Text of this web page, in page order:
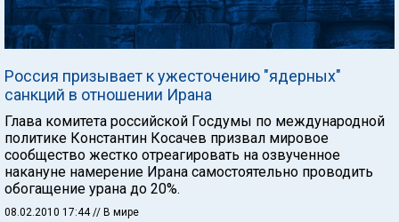
Россия призывает к ужесточению "ядерных"
санкций в отношении Ирана
Глава комитета российской Госдумы по международной
политике Константин Косачев призвал мировое
сообщество жестко отреагировать на озвученное
накануне намерение Ирана самостоятельно проводить
обогащение урана до 20%.
08.02.2010 17:44 // В мире